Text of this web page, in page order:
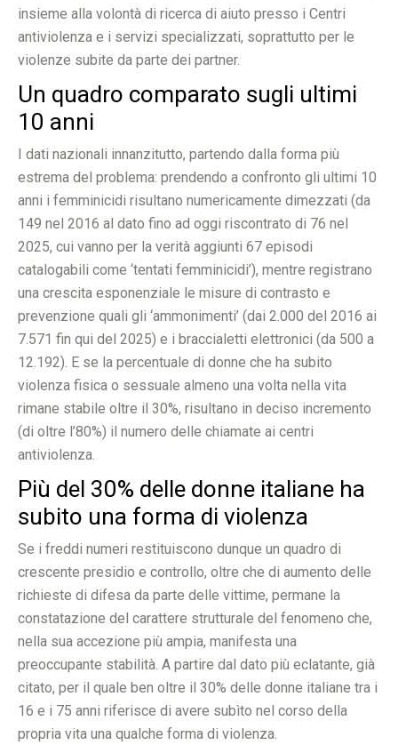
insieme alla volontà di ricerca di aiuto presso i Centri
antiviolenza e i servizi specializzati, soprattutto per le
violenze subite da parte dei partner.
Un quadro comparato sugli ultimi
10 anni
I dati nazionali innanzitutto, partendo dalla forma più
estrema del problema: prendendo a confronto gli ultimi 10
anni i femminicidi risultano numericamente dimezzati (da
149 nel 2016 al dato fino ad oggi riscontrato di 76 nel
2025, cui vanno per la verità aggiunti 67 episodi
catalogabili come ‘tentati femminicidi’), mentre registrano
una crescita esponenziale le misure di contrasto e
prevenzione quali gli ‘ammonimenti’ (dai 2.000 del 2016 ai
7.571 fin qui del 2025) e i braccialetti elettronici (da 500 a
12.192). E se la percentuale di donne che ha subito
violenza fisica o sessuale almeno una volta nella vita
rimane stabile oltre il 30%, risultano in deciso incremento
(di oltre l’80%) il numero delle chiamate ai centri
antiviolenza.
Più del 30% delle donne italiane ha
subito una forma di violenza
Se i freddi numeri restituiscono dunque un quadro di
crescente presidio e controllo, oltre che di aumento delle
richieste di difesa da parte delle vittime, permane la
constatazione del carattere strutturale del fenomeno che,
nella sua accezione più ampia, manifesta una
preoccupante stabilità. A partire dal dato più eclatante, già
citato, per il quale ben oltre il 30% delle donne italiane tra i
16 e i 75 anni riferisce di avere subìto nel corso della
propria vita una qualche forma di violenza.